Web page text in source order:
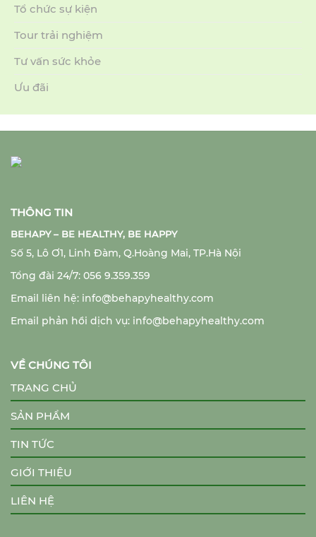
Tổ chức sự kiện
Tour trải nghiệm
Tư vấn sức khỏe
Ưu đãi
THÔNG TIN
BEHAPY – BE HEALTHY, BE HAPPY
Số 5, Lô Ơ1, Linh Đàm, Q.Hoàng Mai, TP.Hà Nội
Tổng đài 24/7: 056 9.359.359
Email liên hệ: info@behapyhealthy.com
Email phản hồi dịch vụ: info@behapyhealthy.com
VỀ CHÚNG TÔI
TRANG CHỦ
SẢN PHẨM
TIN TỨC
GIỚI THIỆU
LIÊN HỆ